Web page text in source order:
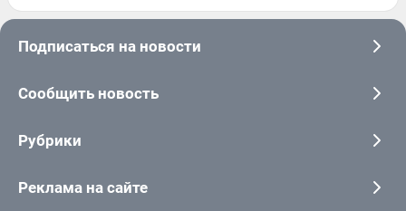
Подписаться на новости
Сообщить новость
Рубрики
Реклама на сайте